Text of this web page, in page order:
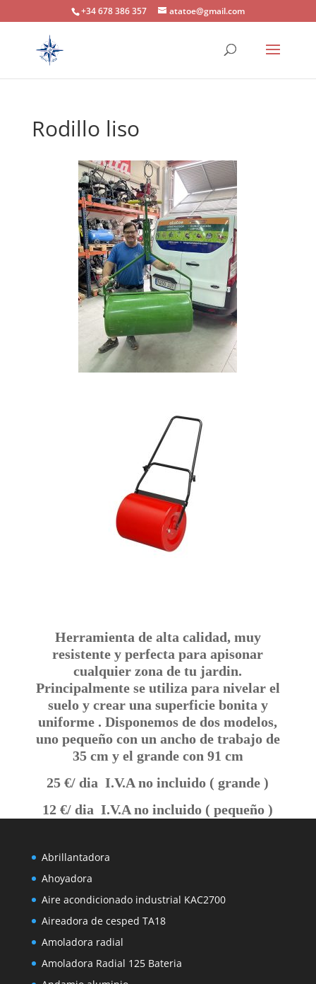
+34 678 386 357 atatoe@gmail.com
Rodillo liso
Herramienta de alta calidad, muy
resistente y perfecta para apisonar
cualquier zona de tu jardin.
Principalmente se utiliza para nivelar el
suelo y crear una superficie bonita y
uniforme . Disponemos de dos modelos,
uno pequeño con un ancho de trabajo de
35 cm y el grande con 91 cm
25 €/ dia I.V.A no incluido ( grande )
12 €/ dia I.V.A no incluido ( pequeño )
Abrillantadora
Ahoyadora
Aire acondicionado industrial KAC2700
Aireadora de cesped TA18
Amoladora radial
Amoladora Radial 125 Bateria